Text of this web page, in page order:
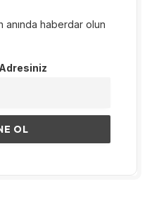
haberdar olun